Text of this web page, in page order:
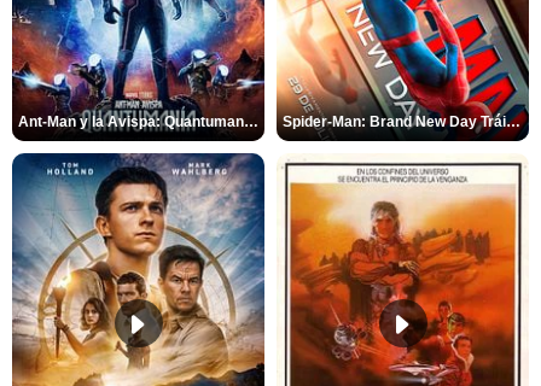
Ant-Man y la Avispa: Quantumanía Tráiler (2) Spider-Man: Brand New Day Tráiler (3)